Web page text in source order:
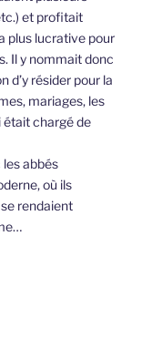
et profitait
plus lucrative pour
Il y nommait donc
d’y résider pour la
mariages, les
était chargé de
les abbés
où ils
rendaient